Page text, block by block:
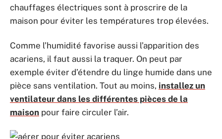
chauffages électriques sont à proscrire de la
maison pour éviter les températures trop élevées.
Comme l’humidité favorise aussi l’apparition des
acariens, il faut aussi la traquer. On peut par
exemple éviter d’étendre du linge humide dans une
pièce sans ventilation. Tout au moins, installez un
ventilateur dans les différentes pièces de la
maison pour faire circuler l’air.